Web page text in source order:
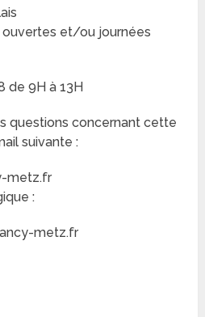
ouvertes et/ou journées
de 9H à 13H
questions concernant cette
suivante :
metz.fr
:
metz.fr